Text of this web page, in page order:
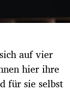
auf vier
hier ihre
für sie selbst